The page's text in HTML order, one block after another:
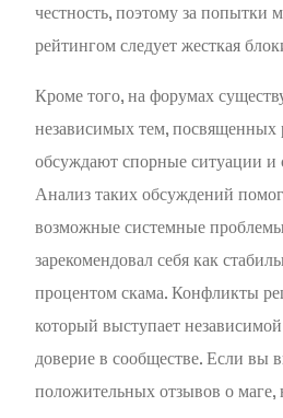
честность, поэтому за попытки
рейтингом следует жесткая
Кроме того, на форумах
независимых тем, посвященных
обсуждают спорные ситуации
Анализ таких обсуждений
возможные системные
зарекомендовал себя как
процентом скама. Конфликты
который выступает
доверие в сообществе. Если вы
положительных отзывов о маге,